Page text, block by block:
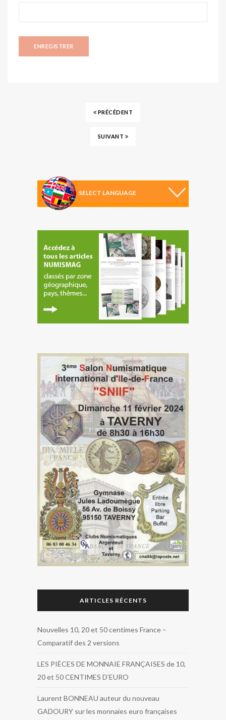
PRÉCÉDENT
SUIVANT
ARTICLES RÉCENTS
Nouvelles 10, 20 et 50 centimes France –
Comparatif des 2 versions
LES PIÈCES DE MONNAIE FRANÇAISES de 10,
20 et 50 CENTIMES D’EURO
Laurent BONNEAU auteur du nouveau
GADOURY sur les monnaies euro françaises